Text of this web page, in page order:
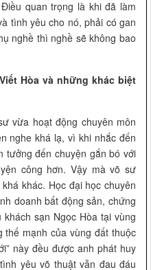
quan trọng là khi đã làm
tình yêu cho nó, phải có gan
nghề thì nghề sẽ không bao
Hòa và những khác biệt
vừa hoạt động chuyên môn
nghe khá lạ, vì khi nhắc đến
tưởng đến chuyện gắn bó với
công hơn. Vậy mà võ sư
khác. Học đại học chuyên
doanh bất động sản, chứng
sạn Ngọc Hòa tại vùng
thế mạnh của vùng đất thuộc
này đều được anh phát huy
yêu võ thuật vẫn đau đáu